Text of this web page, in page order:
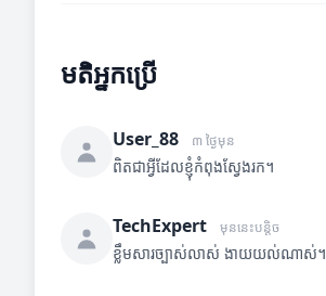
មតិអ្នកប្រើ
User_88 ៣ ថ្ងៃមុន
ពិតជាអ្វីដែលខ្ញុំកំពុងស្វែងរក។
TechExpert មុននេះបន្តិច
ខ្លឹមសារច្បាស់លាស់ ងាយយល់ណាស់។